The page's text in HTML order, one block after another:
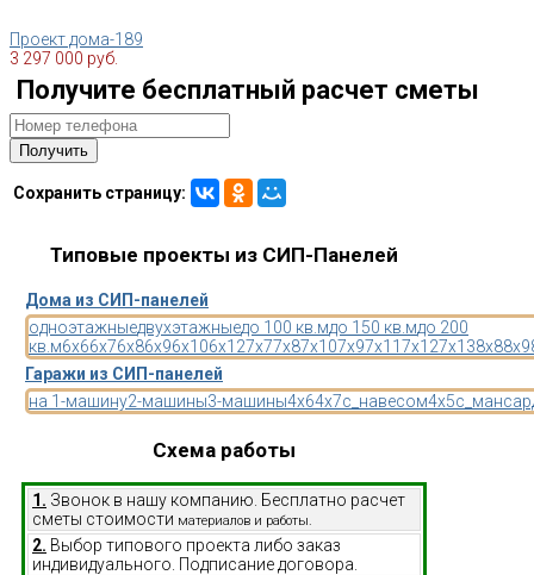
Проект дома-189
3 297 000 руб.
Получите бесплатный расчет сметы
Сохранить страницу:
Типовые проекты из СИП-Панелей
Дома из СИП-панелей
одноэтажныедвухэтажныедо 100 кв.мдо 150 кв.мдо 200
кв.м6x66x76x86x96x106x127x77x87x107x97x11 7x127x138x88x9
Гаражи из СИП-панелей
на 1-машину2-машины3-машины4x64x7с_навесом4x5
Схема работы
1. Звонок в нашу компанию. Бесплатно расчет
сметы стоимости материалов и работы.
2. Выбор типового проекта либо заказ
индивидуального. Подписание договора.